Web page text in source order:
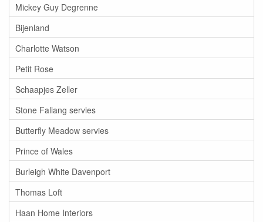
Mickey Guy Degrenne
Bijenland
Charlotte Watson
Petit Rose
Schaapjes Zeller
Stone Faliang servies
Butterfly Meadow servies
Prince of Wales
Burleigh White Davenport
Thomas Loft
Haan Home Interiors